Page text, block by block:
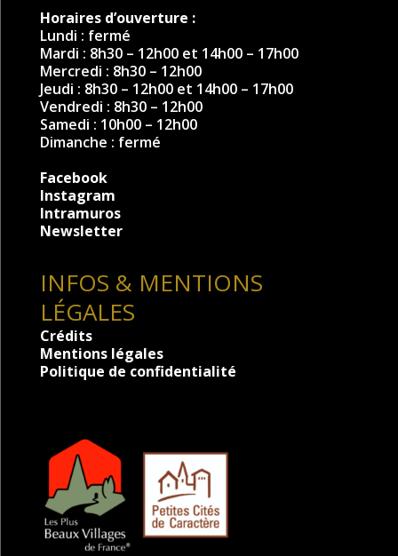
Horaires d’ouverture :
Lundi : fermé
Mardi : 8h30 – 12h00 et 14h00 – 17h00
Mercredi : 8h30 – 12h00
Jeudi : 8h30 – 12h00 et 14h00 – 17h00
Vendredi : 8h30 – 12h00
Samedi : 10h00 – 12h00
Dimanche : fermé
Facebook
Instagram
Intramuros
Newsletter
INFOS & MENTIONS
LÉGALES
Crédits
Mentions légales
Politique de confidentialité